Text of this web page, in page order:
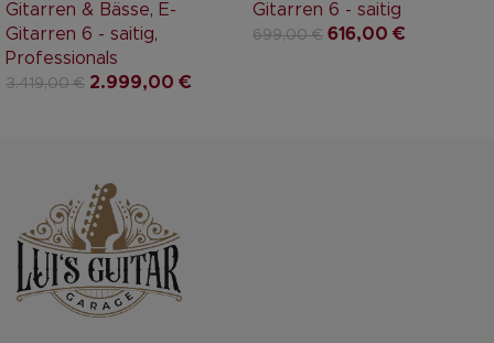
Gitarren & Bässe, E-
Gitarren 6 - saitig,
Professionals
3.419,00€ 2.999,00 €
Gitarren 6 - saitig
699,00€ 616,00 €